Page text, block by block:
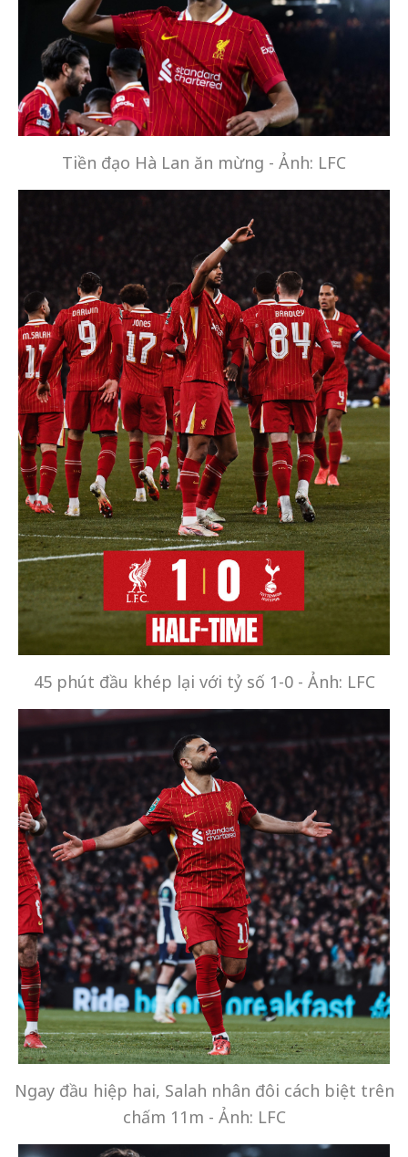
Tiền đạo Hà Lan ăn mừng - Ảnh: LFC
45 phút đầu khép lại với tỷ số 1-0 - Ảnh: LFC
Ngay đầu hiệp hai, Salah nhân đôi cách biệt trên
chấm 11m - Ảnh: LFC